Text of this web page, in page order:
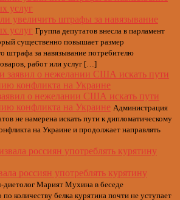
увеличить штрафы за навязывание
услуг Группа депутатов внесла в парламент
существенно повышает размер
штрафа за навязывание потребителю
работ или услуг […]
о нежелании США искать пути
конфликта на Украине Администрация
не намерена искать пути к дипломатическому
на Украине и продолжает направлять
россиян употреблять курятину
диетолог Марият Мухина в беседе
количеству белка курятина почти не уступает